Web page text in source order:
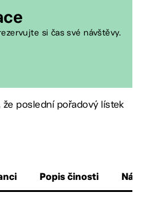
si čas své návštěvy.
že poslední pořadový lístek
Popis činosti